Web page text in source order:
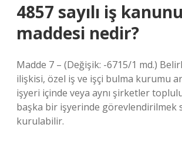
4857 sayılı iş
maddesi nedir?
Madde 7 – (Değişik: -6715/1 md.)
ilişkisi, özel iş ve işçi bulma kurumu
işyeri içinde veya aynı şirketler
başka bir işyerinde görevlendirilmek
kurulabilir.